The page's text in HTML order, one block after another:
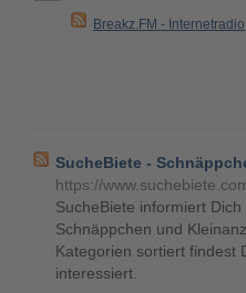
Breakz.FM - Internetradio
SucheBiete -
https://
SucheBiete informiert
Schnäppchen und
Kategorien sortiert findest
interessiert.